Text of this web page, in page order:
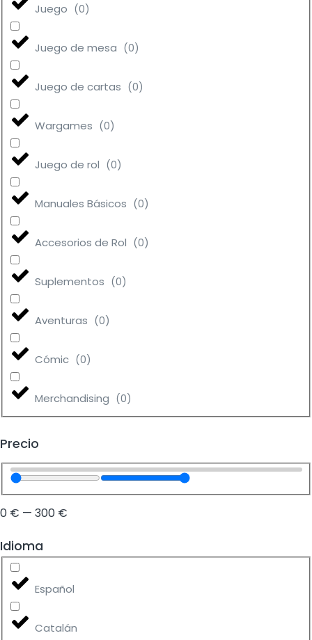
Juego (0)
Juego de mesa (0)
Juego de cartas (0)
Wargames (0)
Juego de rol (0)
Manuales Básicos (0)
Accesorios de Rol (0)
Suplementos (0)
Aventuras (0)
Cómic (0)
Merchandising (0)
Precio
0 € — 300 €
Idioma
Español
Catalán